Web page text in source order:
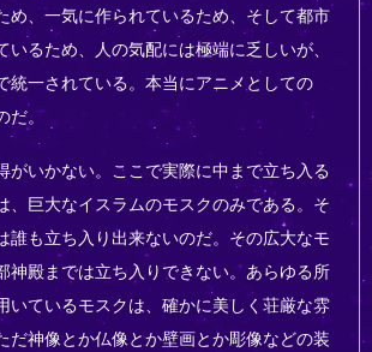
め、一気に作られているため、そして都市
いるため、人の気配には極端に乏しいが、
統一されている。本当にアニメとしての
だ。
がいかない。ここで実際に中まで立ち入る
、巨大なイスラムのモスクのみである。そ
誰も立ち入り出来ないのだ。その広大なモ
神殿までは立ち入りできない。あらゆる所
いているモスクは、確かに美しく荘厳な雰
だ神像とか仏像とか壁画とか彫像などの装